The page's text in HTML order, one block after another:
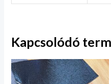
Kapcsolódó